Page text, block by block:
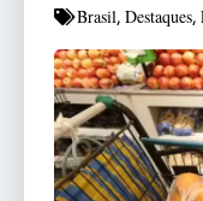
Brasil, Destaques,